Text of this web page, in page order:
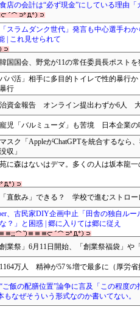
店の会計は“必ず現金”にしている理由
スラムダンク世代」発言も中心選手わ
| これ見せられて
国国会、野党が11の常任委員長ポスト
パパ活」相手に多目的トイレで性的暴
行
資金報告 オンライン提出わずか6人
児「バルミューダ」も苦境 日本企業の
スク「AppleがChatGPTを統合するなら
収」
に森はないはデマ。多くの人は坂本龍
直飲み」できる？ 学校で進むストロ
、古民家DIY企画中止「田舎の独自ル
？」と困惑 | 郷に入りては郷に従え
創業祭」6月11日開始、「創業祭福袋」や
万人 精神が57％増で最多に（厚労省
ご飯の配膳位置”論争に言及「この程度
もなぜそういう形式なのか書いてない。